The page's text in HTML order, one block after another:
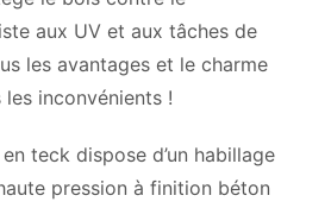
aux UV et aux tâches de
les avantages et le charme
inconvénients !
teck dispose d’un habillage
pression à finition béton